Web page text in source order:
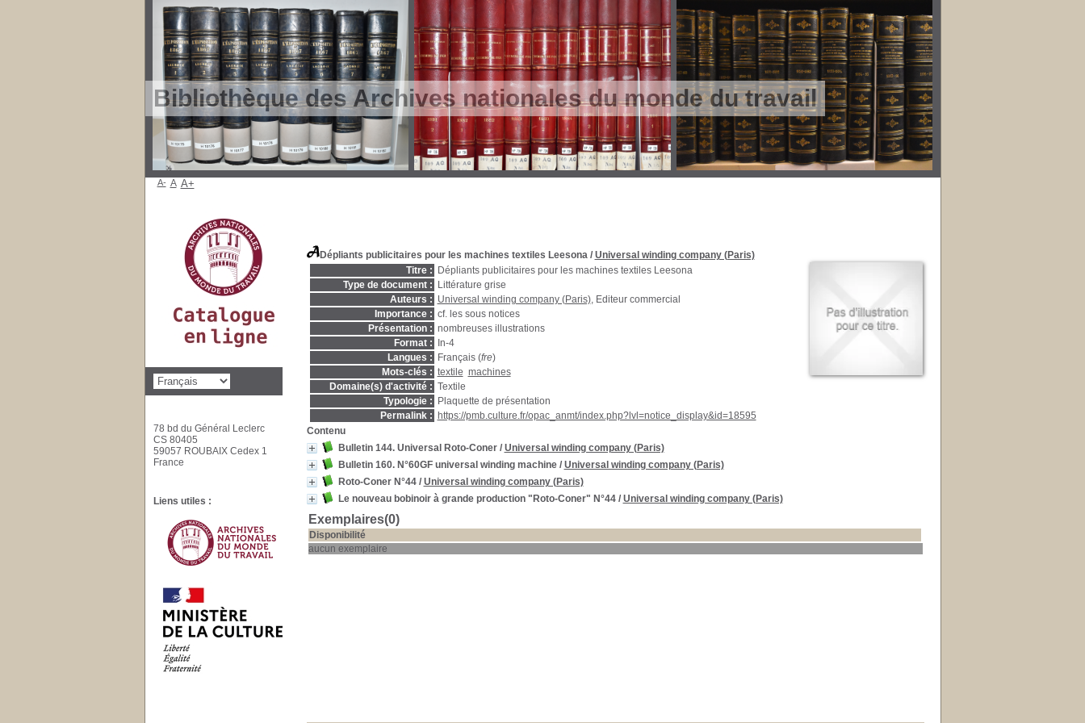
Bibliothèque des Archives nationales du monde du travail
Dépliants publicitaires pour les machines textiles Leesona/ Universal winding company (Paris)
Titre :
Dépliants publicitaires pour les machines textiles Leesona
Type de document :
Littérature grise
Auteurs : Universal winding company (Paris), Editeur commercial
Importance : cf. les sous notices
Présentation : nombreuses illustrations
Format :
In-4
Langues :
Français (fre)
Mots-clés : textile machines
Domaine(s) d'activité : Textile
Typologie :
Plaquette de présentation
Permalink :
https://pmb.culture.fr/opac_anmt/index.php?lvl=notice_display&id=18595
Contenu
Bulletin 144. Universal Roto-Coner/ Universal winding company (Paris)
Bulletin 160. N°60GF universal winding machine/ Universal winding company (Paris)
Roto-Coner N°44/ Universal winding company (Paris)
Le nouveau bobinoir à grande production "Roto-Coner" N°44/ Universal winding company (Paris)
Exemplaires(0)
Disponibilité
aucun exemplaire
A- A A+
78 bd du Général Leclerc
CS 80405
59057 ROUBAIX Cedex 1
France
Liens utiles :